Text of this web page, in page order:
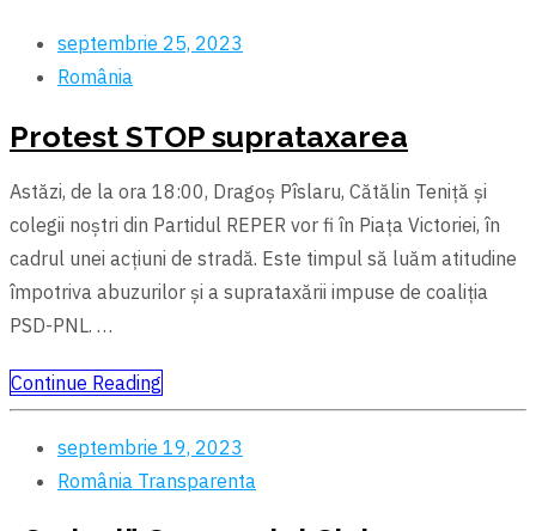
septembrie 25, 2023
România
Protest STOP suprataxarea
Astăzi, de la ora 18:00, Dragoș Pîslaru, Cătălin Teniță și
colegii noștri din Partidul REPER vor fi în Piața Victoriei, în
cadrul unei acțiuni de stradă. Este timpul să luăm atitudine
împotriva abuzurilor și a suprataxării impuse de coaliția
PSD-PNL. …
Continue Reading
septembrie 19, 2023
România Transparenta